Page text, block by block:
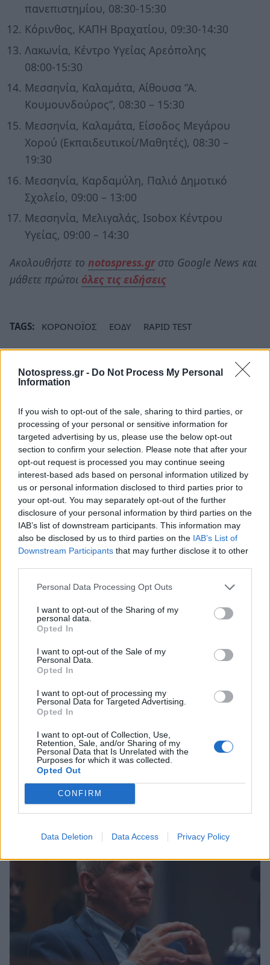
Notospress.gr - Do Not Process My Personal
Information
If you wish to opt-out of the sale, sharing to third parties, or
processing of your personal or sensitive information for
targeted advertising by us, please use the below opt-out
section to confirm your selection. Please note that after your
opt-out request is processed you may continue seeing
interest-based ads based on personal information utilized by
us or personal information disclosed to third parties prior to
your opt-out. You may separately opt-out of the further
disclosure of your personal information by third parties on the
IAB’s list of downstream participants. This information may
also be disclosed by us to third parties on the IAB’s List of
Downstream Participants that may further disclose it to other
Personal Data Processing Opt Outs
I want to opt-out of the Sharing of my
personal data.
Opted In
I want to opt-out of the Sale of my
Personal Data.
Opted In
I want to opt-out of processing my
Personal Data for Targeted Advertising.
Opted In
I want to opt-out of Collection, Use,
Retention, Sale, and/or Sharing of my
Personal Data that Is Unrelated with the
Purposes for which it was collected.
Opted Out
CONFIRM
Data Deletion Data Access Privacy Policy
πανεπιστημίου, 08:30-15:30
Κόρινθος, ΚΑΠΗ Βραχατίου, 09:30-14:30
Λακωνία, Κέντρο Υγείας Αρεόπολης
08:00-15:30
Μεσσηνία, Καλαμάτα, Αίθουσα “Α.
Κουμουνδούρος”, 08:30 – 15:30
Μεσσηνία, Καλαμάτα, Είσοδος Μεγάρου
Χορού (Εκπαιδευτικοί/Μαθητές), 08:30 –
19:30
Μεσσηνία, Καρδαμύλη, Παλιό Δημοτικό
Σχολείο, 09:00 – 13:00
Μεσσηνία, Μελιγαλάς, Isobox Κέντρου
Υγείας, 09:00 – 14:30
Ακολουθήστε το notospress.grστο Google News και
μάθετε πρώτοι όλες τις ειδήσεις
TAGS: ΚΟΡΟΝΟΪΟΣ ΕΟΔΥ RAPID TEST
Σχετικά Άρθρα